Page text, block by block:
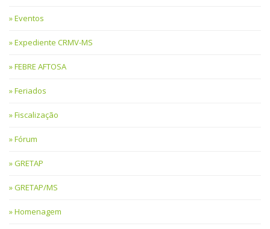
Eventos
Expediente CRMV-MS
FEBRE AFTOSA
Feriados
Fiscalização
Fórum
GRETAP
GRETAP/MS
Homenagem